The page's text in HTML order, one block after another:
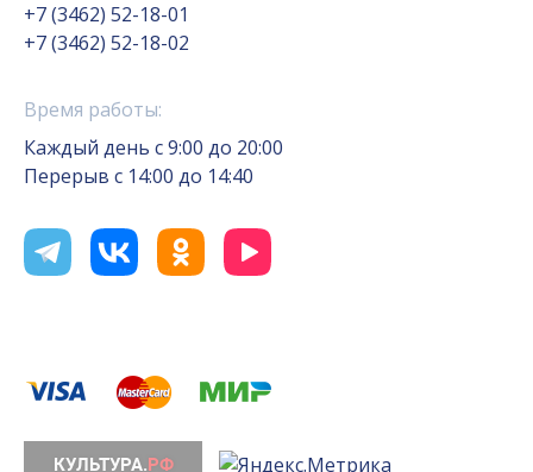
+7 (3462) 52-18-01
+7 (3462) 52-18-02
Время работы:
Каждый день с 9:00 до 20:00
Перерыв с 14:00 до 14:40